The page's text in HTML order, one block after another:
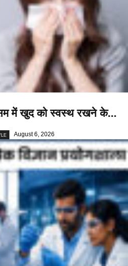
में खुद को स्वस्थ रखने के...
August 6, 2026